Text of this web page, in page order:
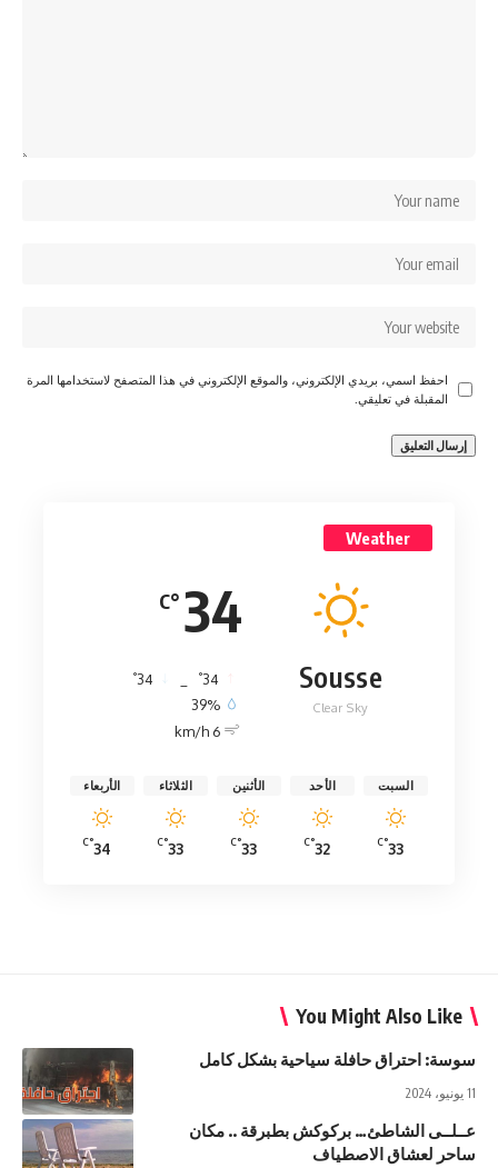
احفظ اسمي، بريدي الإلكتروني، والموقع الإلكتروني في هذا المتصفح لاستخدامها المرة
المقبلة في تعليقي.
Weather
34
°C
Sousse
Clear Sky
34
°
34
°
39%
6 km/h
السبت
33
°C
الأحد
32
°C
الأثنين
33
°C
الثلاثاء
33
°C
الأربعاء
34
°C
You Might Also Like
سوسة: احتراق حافلة سياحية بشكل كامل
11 يونيو، 2024
عــلــى الشاطئ… بركوكش بطبرقة .. مكان
ساحر لعشاق الاصطياف